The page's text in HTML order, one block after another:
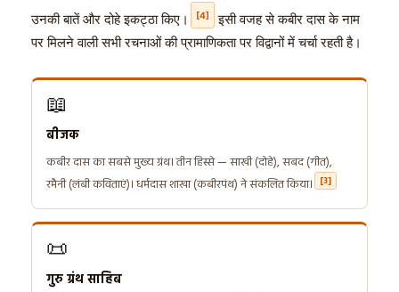
उनकी बातें और दोहे इकट्ठा किए।
[4]
इसी वजह से कबीर दास के नाम
पर मिलने वाली सभी रचनाओं की प्रामाणिकता पर विद्वानों में चर्चा रहती है।
📖
बीजक
कबीर दास का सबसे मुख्य ग्रंथ। तीन हिस्से — साखी (दोहे), सबद (गीत),
रमैनी (लंबी कविताएं)। धर्मदास शाखा (कबीरपंथ) ने संकलित किया।
[3]
📜
गुरु ग्रंथ साहिब